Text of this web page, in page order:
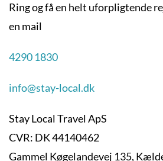
Ring og få en helt uforpligtende
en mail
4290 1830
info@stay-local.dk
Stay Local Travel ApS
CVR: DK 44140462
Gammel Køgelandevej 135,